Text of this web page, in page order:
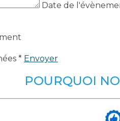
Date de
* Envoyer
POURQUOI